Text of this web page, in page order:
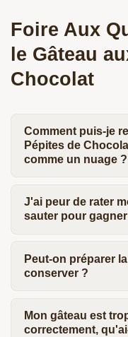
Foire Aux
le Gâteau
Chocolat
Comment puis-je
Pépites de
comme un nuage ?
J'ai peur de rater
sauter pour
Peut-on préparer
conserver ?
Mon gâteau est
correctement,